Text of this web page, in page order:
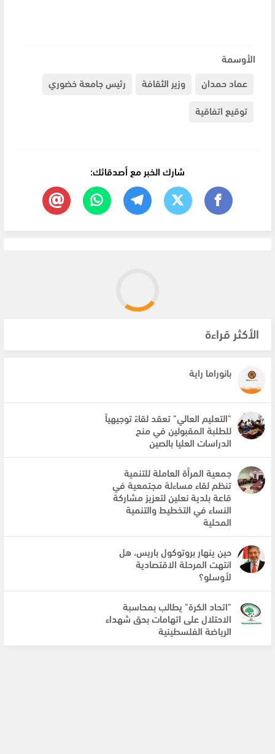
الأوسمة
عماد حمدان
وزير الثقافة
رئيس جامعة خضوري
توقيع اتفاقية
شارك الخبر مع أصدقائك:
الأكثر قراءة
بانوراما راية
"التعليم العالي" تعقد لقاءً توجيهياً
للطلبة المقبولين في منح
الدراسات العليا بالصين
جمعية المرأة العاملة للتنمية
تنظم لقاء مساءلة مجتمعية في
قاعة بلدية نعلين لتعزيز مشاركة
النساء في التخطيط والتنمية
المحلية
حين ينهار بروتوكول باريس، هل
انتهت المرحلة الاقتصادية
لأوسلو؟
"اتحاد الكرة" يطالب بمحاسبة
الاحتلال على اتهامات بحق شهداء
الرياضة الفلسطينية